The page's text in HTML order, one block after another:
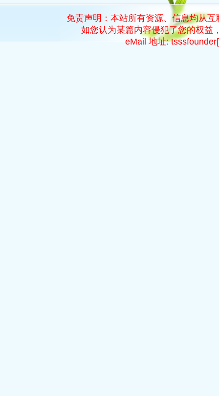
免责声明：本站所有资源、信息均从
如您认为某篇内容侵犯了您的权益
eMail 地址: